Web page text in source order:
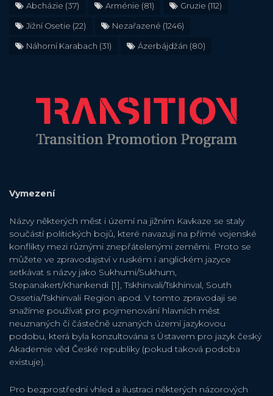
Abcházie (37) Arménie (81) Gruzie (112)
Jižní Osetie (22) Nezařazené (1246)
Náhorní Karabach (31) Ázerbájdžán (80)
Vymezení
Názvy některých měst i území na jižním Kavkaze se staly
součástí politických bojů, které navazují na přímé vojenské
konflikty mezi různými znepřátelenými zeměmi. Proto se
můžete ve zpravodajství v ruském i anglickém jazyce
setkávat s názvy jako Sukhumi/Sukhum,
Stepanakert/Khankendi [1], Tskhinvali/Tskhinval, South
Ossetia/Tskhinvali Region apod. V tomto zpravodaji se
snažíme používat pro pojmenování hlavních měst
neuznaných či částečně uznaných území jazykovou
podobu, která byla konzultována s Ústavem pro jazyk český
Akademie věd České republiky (pokud taková podoba
existuje).
Pro bezprostřední vhled a ilustraci některých názorových